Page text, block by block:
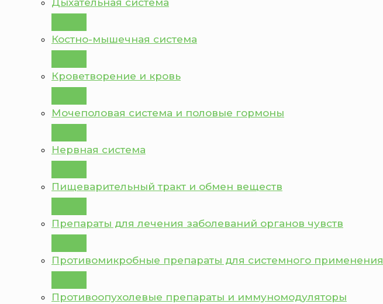
Дыхательная система
Костно-мышечная система
Кроветворение и кровь
Мочеполовая система и половые гормоны
Нервная система
Пищеварительный тракт и обмен веществ
Препараты для лечения заболеваний органов чувств
Противомикробные препараты для системного применения
Противоопухолевые препараты и иммуномодуляторы